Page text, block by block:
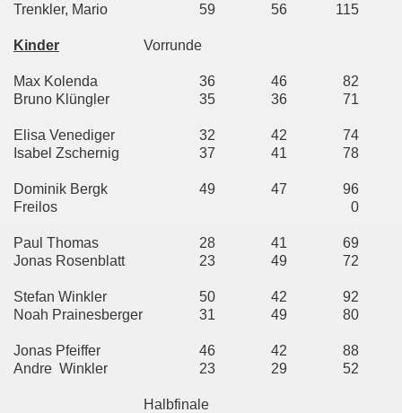
Trenkler, Mario
59 56 115
Kinder Vorrunde
Max Kolenda 36 46
82
Bruno Klüngler
35 36 71
Elisa Venediger 32 42
74
Isabel Zschernig
37 41 78
Dominik Bergk 49 47
96
Freilos
0
Paul Thomas 28 41
69
Jonas Rosenblatt
23 49 72
Stefan Winkler 50 42
92
Noah Prainesberger
31 49 80
Jonas Pfeiffer 46 42
88
Andre Winkler 23 29 52
Halbfinale